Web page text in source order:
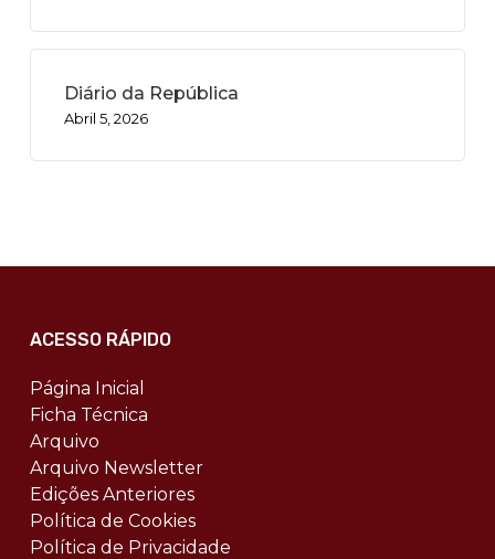
Diário da República
Abril 5, 2026
ACESSO RÁPIDO
Página Inicial
Ficha Técnica
Arquivo
Arquivo Newsletter
Edições Anteriores
Política de Cookies
Política de Privacidade